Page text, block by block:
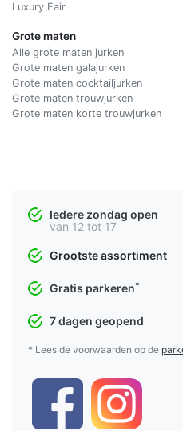
Luxury Fair
Grote maten
Alle grote maten jurken
Grote maten galajurken
Grote maten cocktailjurken
Grote maten trouwjurken
Grote maten korte trouwjurken
Iedere zondag open
van 12 tot 17
Grootste assortiment
Gratis parkeren*
7 dagen geopend
* Lees de voorwaarden op de